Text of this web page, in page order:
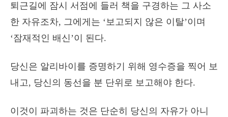
퇴근길에 잠시 서점에 들러 책을 구경하는 그 사소
한 자유조차, 그에게는 ‘보고되지 않은 이탈’이며
‘잠재적인 배신’이 된다.
당신은 알리바이를 증명하기 위해 영수증을 찍어 보
내고, 당신의 동선을 분 단위로 보고해야 한다.
이것이 파괴하는 것은 단순히 당신의 자유가 아니